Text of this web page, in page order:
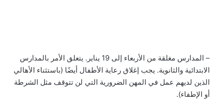
– المدارس مغلقة من الأربعاء إلى 19 يناير. يتعلق الأمر بالمدارس
الابتدائية والثانوية. يجب إغلاق رعاية الأطفال أيضًا (باستثناء الأهالي
الذين لديهم عمل في المهن الضرورية التي لن تتوقف مثل الشرطة
أو الإطفاء).